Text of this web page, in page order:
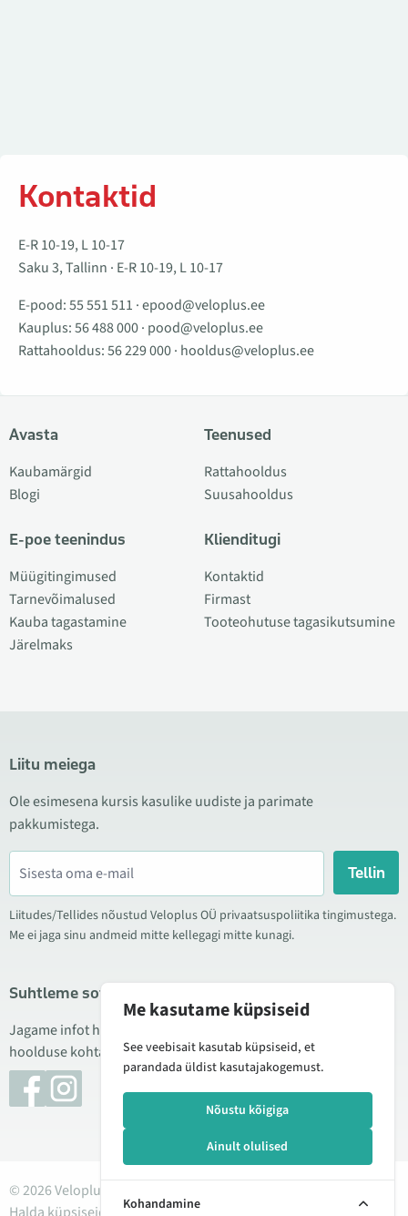
Kontaktid
E-R 10-19, L 10-17
Saku 3, Tallinn · E-R 10-19, L 10-17
E-pood:55 551 511 ·epood@veloplus.ee
Kauplus:56 488 000· pood@veloplus.ee
Rattahooldus:56 229 000· hooldus@veloplus.ee
Avasta
Kaubamärgid
Blogi
E-poe teenindus
Müügitingimused
Tarnevõimalused
Kauba tagastamine
Järelmaks
Teenused
Rattahooldus
Suusahooldus
Klienditugi
Kontaktid
Firmast
Tooteohutuse tagasikutsumine
Liitu meiega
Ole esimesena kursis kasulike uudiste ja parimate
pakkumistega.
Tellin
Liitudes/Tellides nõustud Veloplus OÜ privaatsuspoliitika tingimustega.
Me ei jaga sinu andmeid mitte kellegagi mitte kunagi.
Suhtleme sotsiaalmeedias
Jagame infot hea hinna kampaaniate, uute toodete ning
hoolduse kohta. Mõnikord teeme ka tooteülevaateid.
© 2026 Veloplus OÜ. Kõik õigused kaitstud
Me kasutame küpsiseid
See veebisait kasutab küpsiseid, et
parandada üldist kasutajakogemust.
Nõustu kõigiga
Ainult olulised
Kohandamine